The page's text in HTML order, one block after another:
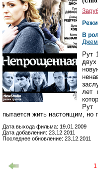
В
Рут
лет
Рут
пытается жить настоящим, но
Дата выхода фильма: 19.01.2009
Дата добавления: 23.12.2011
Последнее обновление: 23.12.2011
1